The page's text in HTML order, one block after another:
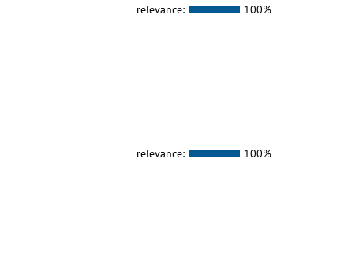
relevance: 100%
relevance: 100%